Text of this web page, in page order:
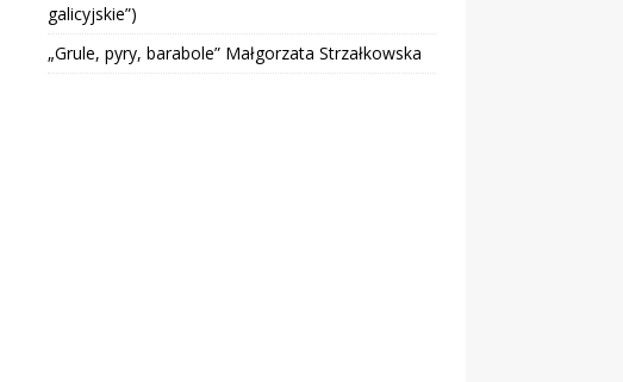
galicyjskie”)
„Grule, pyry, barabole” Małgorzata Strzałkowska